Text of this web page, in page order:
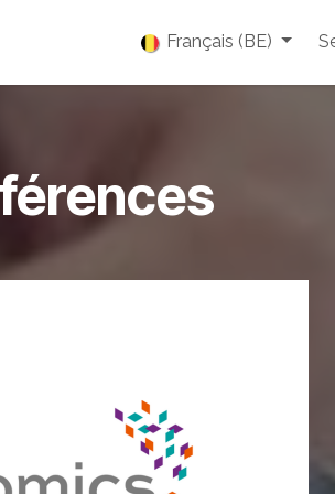
Français (BE)